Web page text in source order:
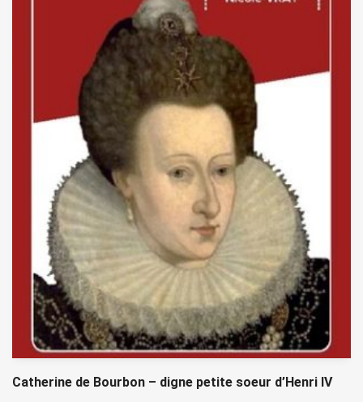
Catherine de Bourbon – digne petite soeur d’Henri IV